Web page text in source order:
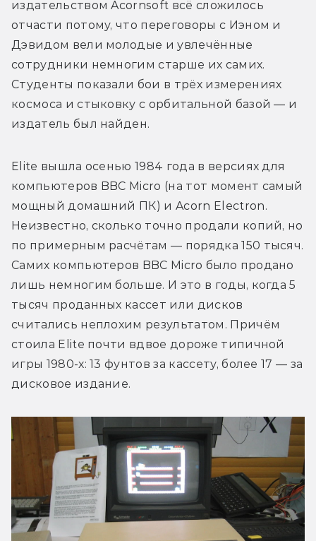
издательством Acornsoft всё сложилось
отчасти потому, что переговоры с Иэном и
Дэвидом вели молодые и увлечённые
сотрудники немногим старше их самих.
Студенты показали бои в трёх измерениях
космоса и стыковку с орбитальной базой — и
издатель был найден.
Elite вышла осенью 1984 года в версиях для
компьютеров BBC Micro (на тот момент самый
мощный домашний ПК) и Acorn Electron.
Неизвестно, сколько точно продали копий, но
по примерным расчётам — порядка 150 тысяч.
Самих компьютеров BBC Micro было продано
лишь немногим больше. И это в годы, когда 5
тысяч проданных кассет или дисков
считались неплохим результатом. Причём
стоила Elite почти вдвое дороже типичной
игры 1980-х: 13 фунтов за кассету, более 17 — за
дисковое издание.